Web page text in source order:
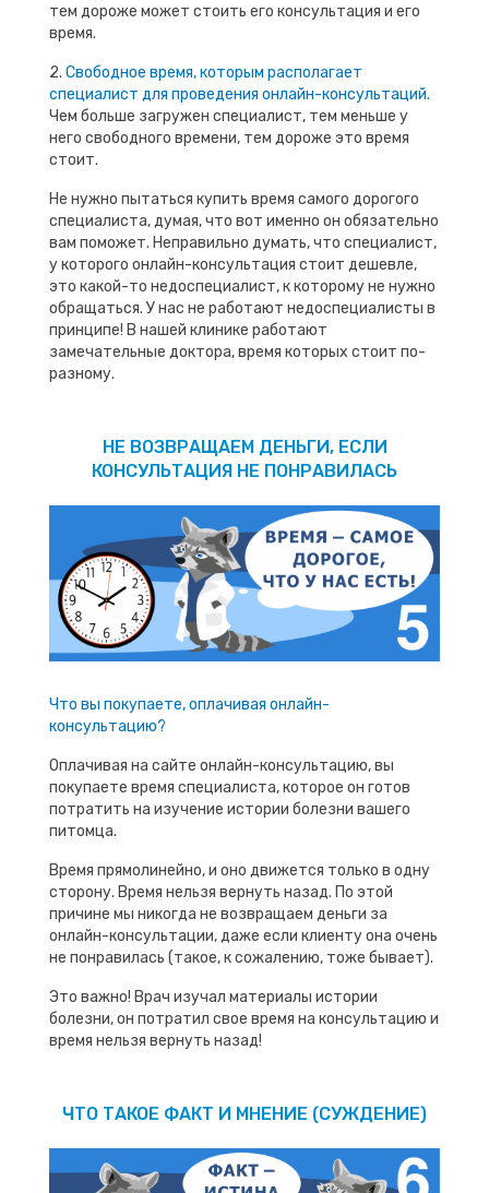
тем дороже может стоить его консультация и его
время.
2. Свободное время, которым располагает
специалист для проведения онлайн-консультаций.
Чем больше загружен специалист, тем меньше у
него свободного времени, тем дороже это время
стоит.
Не нужно пытаться купить время самого дорогого
специалиста, думая, что вот именно он обязательно
вам поможет. Неправильно думать, что специалист,
у которого онлайн-консультация стоит дешевле,
это какой-то недоспециалист, к которому не нужно
обращаться. У нас не работают недоспециалисты в
принципе! В нашей клинике работают
замечательные доктора, время которых стоит по-
разному.
НЕ ВОЗВРАЩАЕМ ДЕНЬГИ, ЕСЛИ
КОНСУЛЬТАЦИЯ НЕ ПОНРАВИЛАСЬ
Что вы покупаете, оплачивая онлайн-
консультацию?
Оплачивая на сайте онлайн-консультацию, вы
покупаете время специалиста, которое он готов
потратить на изучение истории болезни вашего
питомца.
Время прямолинейно, и оно движется только в одну
сторону. Время нельзя вернуть назад. По этой
причине мы никогда не возвращаем деньги за
онлайн-консультации, даже если клиенту она очень
не понравилась (такое, к сожалению, тоже бывает).
Это важно! Врач изучал материалы истории
болезни, он потратил свое время на консультацию и
время нельзя вернуть назад!
ЧТО ТАКОЕ ФАКТ И МНЕНИЕ (СУЖДЕНИЕ)